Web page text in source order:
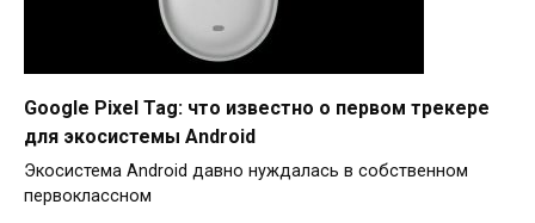
Google Pixel Tag: что известно о первом трекере
для экосистемы Android
Экосистема Android давно нуждалась в собственном
первоклассном